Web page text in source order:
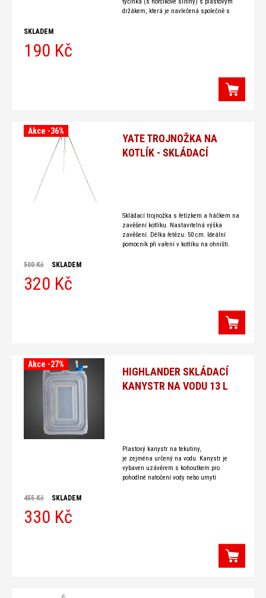
držákem, která je navlečená společně s
SKLADEM
190 Kč
YATE TROJNOŽKA NA
KOTLÍK - SKLÁDACÍ
Akce -36%
Skládací trojnožka s řetízkem a háčkem na
zavěšení kotlíku. Nastavitelná výška
zavěšení. Délka řetězu: 50 cm. Ideální
pomocník při vaření v kotlíku na ohništi.
500 Kč SKLADEM
320 Kč
HIGHLANDER SKLÁDACÍ
KANYSTR NA VODU 13 L
Akce -27%
Plastový kanystr na tekutiny,
je zejména určený na vodu. Kanystr je
vybaven uzávěrem s kohoutkem pro
pohodlné natočení vody nebo umytí
455 Kč SKLADEM
330 Kč